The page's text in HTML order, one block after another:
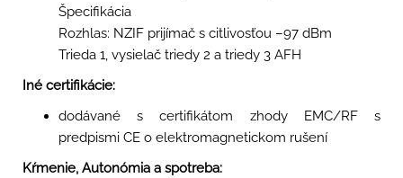
Špecifikácia
Rozhlas: NZIF prijímač s citlivosťou –97 dBm
Trieda 1, vysielač triedy 2 a triedy 3 AFH
Iné certifikácie:
dodávané s certifikátom zhody EMC/RF s
predpismi CE o elektromagnetickom rušení
Kŕmenie, Autonómia a spotreba: